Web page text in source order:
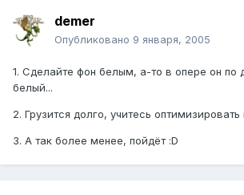
demer
Опубликовано 9 января, 2005
1. Сделайте фон белым, а-то в опере он по
белый...
2. Грузится долго, учитесь оптимизировать
3. А так более менее, пойдёт :D